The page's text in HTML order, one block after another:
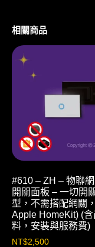
相關商品
#610 – ZH – 物聯網
開關面板 – 一切開
型，不需搭配網關
Apple HomeKit) (
料，安裝與服務費)
NT$2,500